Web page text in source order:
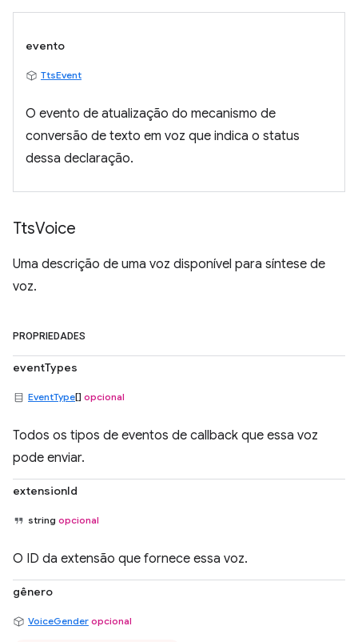
evento
TtsEvent
O evento de atualização do mecanismo de
conversão de texto em voz que indica o status
dessa declaração.
TtsVoice
Uma descrição de uma voz disponível para síntese de
voz.
PROPRIEDADES
eventTypes
EventType[] opcional
Todos os tipos de eventos de callback que essa voz
pode enviar.
extensionId
string opcional
O ID da extensão que fornece essa voz.
gênero
VoiceGender opcional